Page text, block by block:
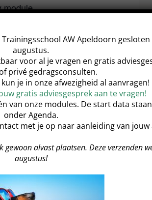
module.
jou?
in deze
in de module aan
op jonge
voor jouw hond
theorieles is van
heeft.
AW Apeldoorn
augustus.
voor al je vragen en gratis
privé gedragsconsulten.
je in onze afwezigheid al aanvragen!
gratis adviesgesprek aan te vragen!
van onze modules. De start data
onder Agenda.
met je op naar aanleiding van jouw
alvast plaatsen. Deze verzenden
augustus!